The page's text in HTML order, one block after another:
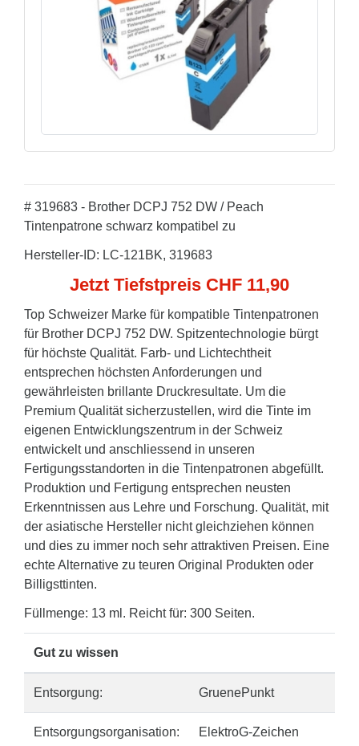
# 319683 - Brother DCPJ 752 DW / Peach
Tintenpatrone schwarz kompatibel zu
Hersteller-ID: LC-121BK, 319683
Jetzt Tiefstpreis CHF 11,90
Top Schweizer Marke für kompatible Tintenpatronen
für Brother DCPJ 752 DW. Spitzentechnologie bürgt
für höchste Qualität. Farb- und Lichtechtheit
entsprechen höchsten Anforderungen und
gewährleisten brillante Druckresultate. Um die
Premium Qualität sicherzustellen, wird die Tinte im
eigenen Entwicklungszentrum in der Schweiz
entwickelt und anschliessend in unseren
Fertigungsstandorten in die Tintenpatronen abgefüllt.
Produktion und Fertigung entsprechen neusten
Erkenntnissen aus Lehre und Forschung. Qualität, mit
der asiatische Hersteller nicht gleichziehen können
und dies zu immer noch sehr attraktiven Preisen. Eine
echte Alternative zu teuren Original Produkten oder
Billigsttinten.
Füllmenge: 13 ml. Reicht für: 300 Seiten.
Gut zu wissen
Entsorgung: GruenePunkt
Entsorgungsorganisation: ElektroG-Zeichen